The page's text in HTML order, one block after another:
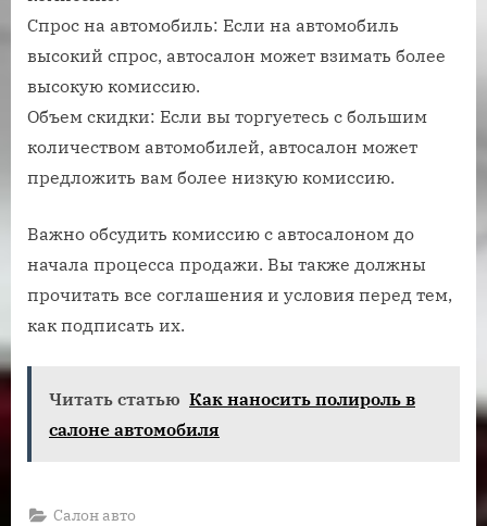
Спрос на автомобиль: Если на автомобиль
высокий спрос, автосалон может взимать более
высокую комиссию.
Объем скидки: Если вы торгуетесь с большим
количеством автомобилей, автосалон может
предложить вам более низкую комиссию.
Важно обсудить комиссию с автосалоном до
начала процесса продажи. Вы также должны
прочитать все соглашения и условия перед тем,
как подписать их.
Читать статью Как наносить полироль в
салоне автомобиля
Салон авто